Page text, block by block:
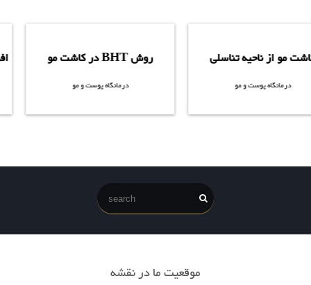
روش BHT در کاشت مو
درمانگاه پوست و مو
کاشت مو از ناحیه تناسلی
درمانگاه پوست و مو
موقعیت ما در نقشه